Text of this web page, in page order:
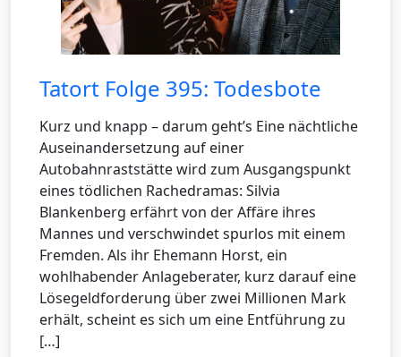
Tatort Folge 395: Todesbote
Kurz und knapp – darum geht’s Eine nächtliche
Auseinandersetzung auf einer
Autobahnraststätte wird zum Ausgangspunkt
eines tödlichen Rachedramas: Silvia
Blankenberg erfährt von der Affäre ihres
Mannes und verschwindet spurlos mit einem
Fremden. Als ihr Ehemann Horst, ein
wohlhabender Anlageberater, kurz darauf eine
Lösegeldforderung über zwei Millionen Mark
erhält, scheint es sich um eine Entführung zu
[…]